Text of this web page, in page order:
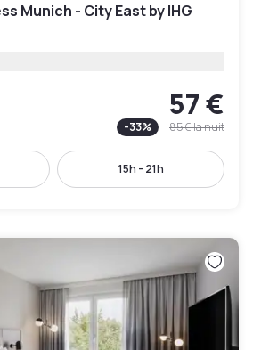
Munich - City East by IHG
57 €
-33% 85 €la nuit
15h - 21h